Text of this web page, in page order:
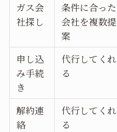
ガス会
社探し
条件に合った
会社を複数提
案
申し込
み手続
き
代行してくれ
る
解約連
絡
代行してくれ
る